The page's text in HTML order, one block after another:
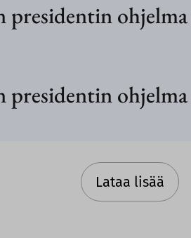
presidentin ohjelma
presidentin ohjelma
Lataa lisää